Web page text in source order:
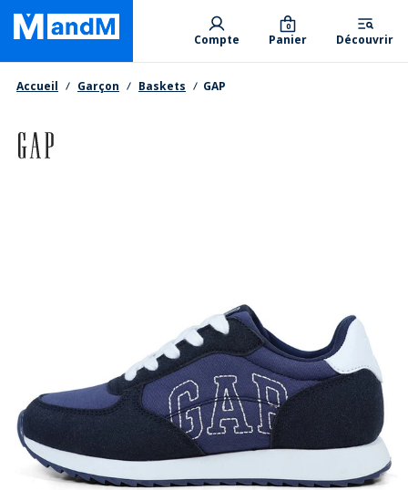
Skip
main
content
Primary departments
Compte Panier
0
Découvrir
Fil d'Ariane
Accueil Garçon Baskets GAP